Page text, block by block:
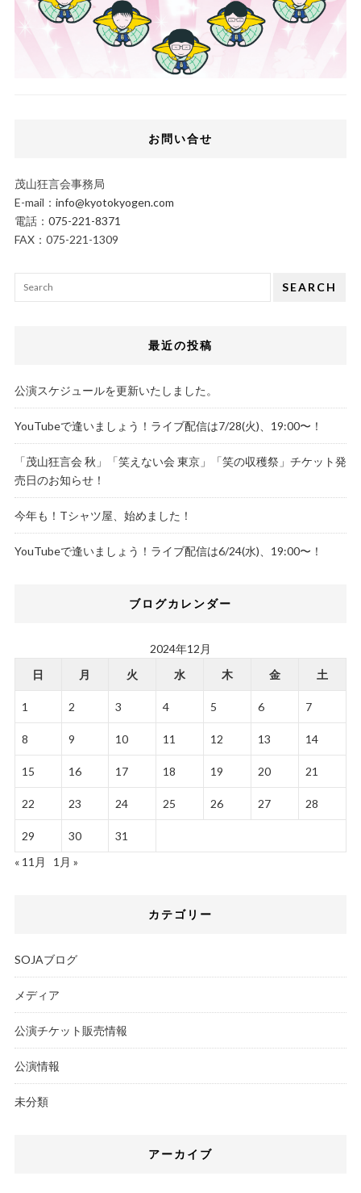
お問い合せ
茂山狂言会事務局
E-mail： info@kyotokyogen.com
電話： 075-221-8371
FAX：075-221-1309
SEARCH
最近の投稿
公演スケジュールを更新いたしました。
YouTubeで逢いましょう！ライブ配信は7/28(火)、19:00〜！
「茂山狂言会 秋」「笑えない会 東京」「笑の収穫祭」チケット発
売日のお知らせ！
今年も！Tシャツ屋、始めました！
YouTubeで逢いましょう！ライブ配信は6/24(水)、19:00〜！
ブログカレンダー
2024年12月
日
月 火 水 木 金 土
1 2 3 4 5 6 7
8 9 10 11 12 13 14
15 16 17 18 19 20 21
22 23 24 25 26 27 28
29 30
31
« 11月
1月 »
カテゴリー
SOJAブログ
メディア
公演チケット販売情報
公演情報
未分類
アーカイブ